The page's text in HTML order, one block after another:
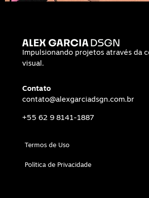
Impulsionando projetos através da
visual.
Contato
contato@alexgarciadsgn.com.br
+55 62 9 8141-1887
Termos de Uso
Política de Privacidade